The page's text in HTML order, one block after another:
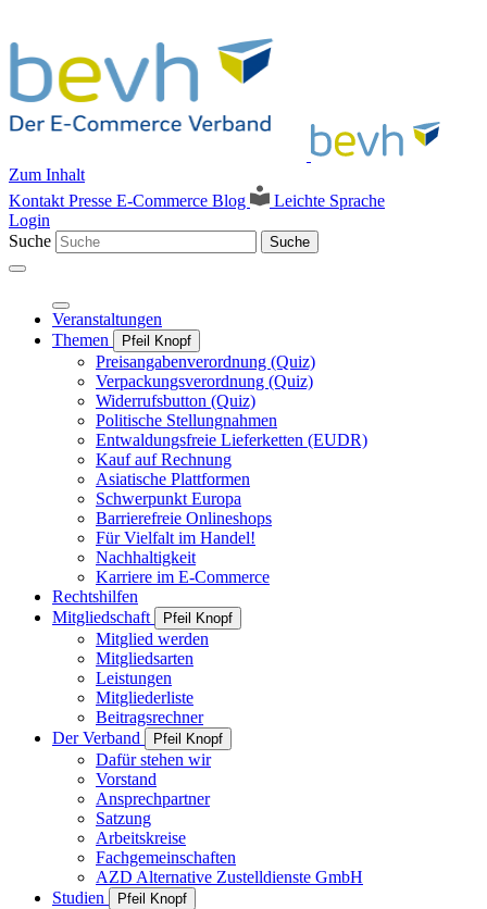
Zum Inhalt
Kontakt Presse E-Commerce Blog
Leichte Sprache
Login
Suche
Suche
Veranstaltungen
Themen
Pfeil Knopf
Preisangabenverordnung (Quiz)
Verpackungsverordnung (Quiz)
Widerrufsbutton (Quiz)
Politische Stellungnahmen
Entwaldungsfreie Lieferketten (EUDR)
Kauf auf Rechnung
Asiatische Plattformen
Schwerpunkt Europa
Barrierefreie Onlineshops
Für Vielfalt im Handel!
Nachhaltigkeit
Karriere im E-Commerce
Rechtshilfen
Mitgliedschaft
Pfeil Knopf
Mitglied werden
Mitgliedsarten
Leistungen
Mitgliederliste
Beitragsrechner
Der Verband
Pfeil Knopf
Dafür stehen wir
Vorstand
Ansprechpartner
Satzung
Arbeitskreise
Fachgemeinschaften
AZD Alternative Zustelldienste GmbH
Studien
Pfeil Knopf